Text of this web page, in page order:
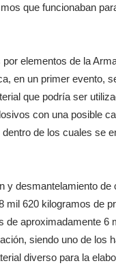
que funcionaban
elementos de la
en un primer evento,
que podría ser
con una posible
de los cuales se
y desmantelamiento
620 kilogramos de
de aproximadamente 6
siendo uno de los
diverso para la